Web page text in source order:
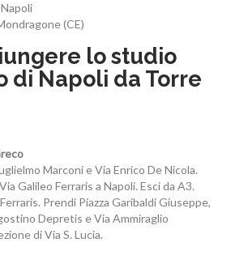
Napoli
(CE)
lo studio
di Napoli da Torre
Marconi e Via Enrico De Nicola.
Galileo Ferraris a Napoli. Esci da A3.
Prendi Piazza Garibaldi Giuseppe,
Depretis e Via Ammiraglio
di Via S. Lucia.